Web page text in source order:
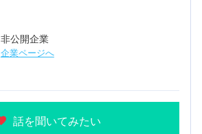
非公開企業
企業ページへ
話を聞いてみたい